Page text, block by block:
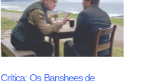
Crítica: Os Banshees de